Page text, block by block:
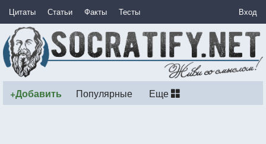
Цитаты Статьи Факты Тесты Вход
+Добавить Популярные Еще